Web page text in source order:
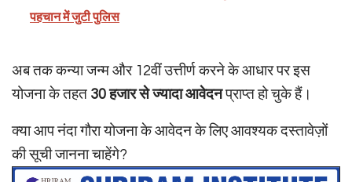
पहचान में जुटी पुलिस
अब तक कन्या जन्म और 12वीं उत्तीर्ण करने के आधार पर इस
योजना के तहत 30 हजार से ज्यादा आवेदनप्राप्त हो चुके हैं।
क्या आप नंदा गौरा योजना के आवेदन के लिए आवश्यक दस्तावेज़ों
की सूची जानना चाहेंगे?